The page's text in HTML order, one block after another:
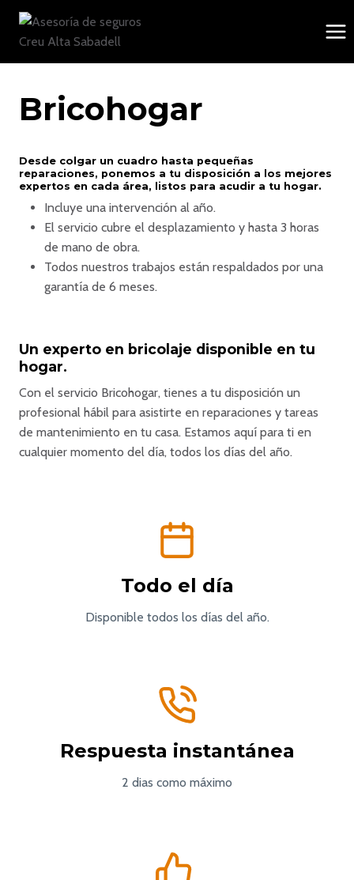
Saltar
contenido
Bricohogar
Desde colgar un cuadro hasta pequeñas
reparaciones, ponemos a tu disposición a los mejores
expertos en cada área, listos para acudir a tu hogar.
Incluye una intervención al año.
El servicio cubre el desplazamiento y hasta 3 horas
de mano de obra.
Todos nuestros trabajos están respaldados por una
garantía de 6 meses.
Un experto en bricolaje disponible en tu
hogar.
Con el servicio Bricohogar, tienes a tu disposición un
profesional hábil para asistirte en reparaciones y tareas
de mantenimiento en tu casa. Estamos aquí para ti en
cualquier momento del día, todos los días del año.
Todo el día
Disponible todos los días del año.
Respuesta instantánea
2 dias como máximo